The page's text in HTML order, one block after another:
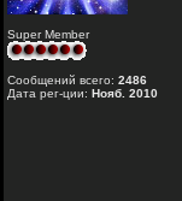
Super Member
Сообщений всего: 2486
Дата рег-ции: Нояб. 2010